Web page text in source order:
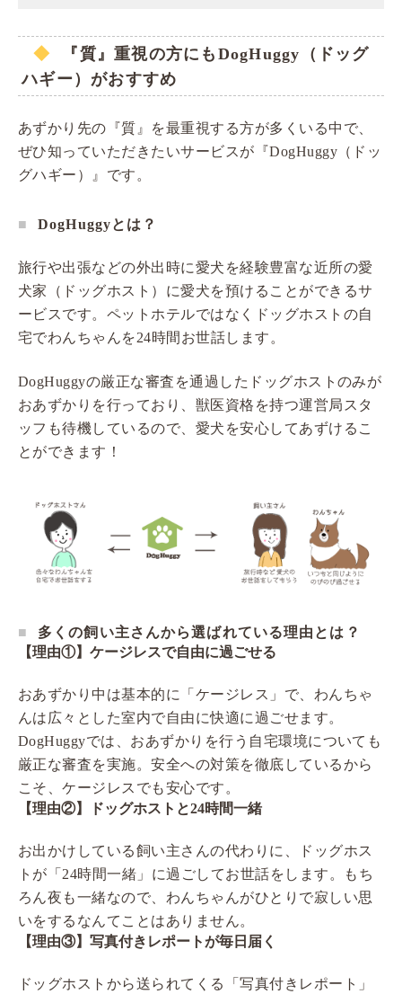
『質』重視の方にもDogHuggy（ドッグ
ハギー）がおすすめ
あずかり先の『質』を最重視する方が多くいる中で、
ぜひ知っていただきたいサービスが『DogHuggy（ドッ
グハギー）』です。
DogHuggyとは？
旅行や出張などの外出時に愛犬を経験豊富な近所の愛
犬家（ドッグホスト）に愛犬を預けることができるサ
ービスです。ペットホテルではなくドッグホストの自
宅でわんちゃんを24時間お世話します。
DogHuggyの厳正な審査を通過したドッグホストのみが
おあずかりを行っており、獣医資格を持つ運営局スタ
ッフも待機しているので、愛犬を安心してあずけるこ
とができます！
多くの飼い主さんから選ばれている理由とは？
【理由①】ケージレスで自由に過ごせる
おあずかり中は基本的に「ケージレス」で、わんちゃ
んは広々とした室内で自由に快適に過ごせます。
DogHuggyでは、おあずかりを行う自宅環境についても
厳正な審査を実施。安全への対策を徹底しているから
こそ、ケージレスでも安心です。
【理由②】ドッグホストと24時間一緒
お出かけしている飼い主さんの代わりに、ドッグホス
トが「24時間一緒」に過ごしてお世話をします。もち
ろん夜も一緒なので、わんちゃんがひとりで寂しい思
いをするなんてことはありません。
【理由③】写真付きレポートが毎日届く
ドッグホストから送られてくる「写真付きレポート」